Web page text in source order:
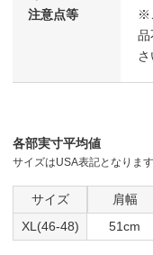
注意点等
※
品
さ
各部実寸平均値
サイズはUSA表記となります
サイズ 肩幅
XL(46-48)
51cm